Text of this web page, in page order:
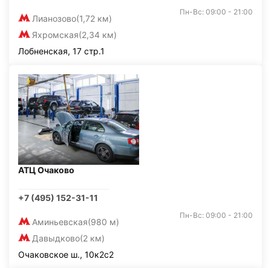
Лианозово(1,72 км)
Яхромская(2,34 км)
Пн-Вс: 09:00 - 21:00
Лобненская, 17 стр.1
АТЦ Очаково
+7 (495) 152-31-11
Аминьевская(980 м)
Давыдково(2 км)
Пн-Вс: 09:00 - 21:00
Очаковское ш., 10к2с2